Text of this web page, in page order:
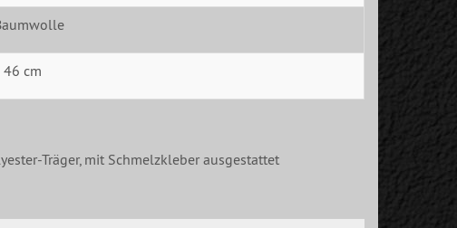
46 cm
Träger, mit Schmelzkleber ausgestattet